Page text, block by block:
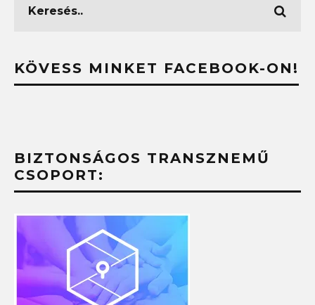
KÖVESS MINKET FACEBOOK-ON!
BIZTONSÁGOS TRANSZNEMŰ
CSOPORT: